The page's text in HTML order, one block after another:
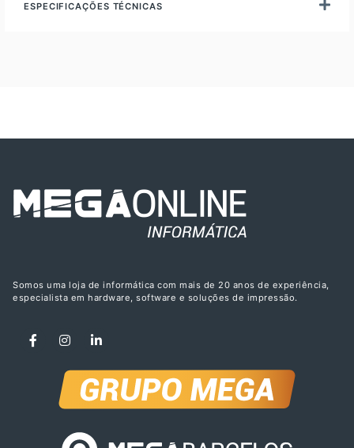
ESPECIFICAÇÕES TÉCNICAS
Somos uma loja de informática com mais de 20 anos de experiência,
especialista em hardware, software e soluções de impressão.